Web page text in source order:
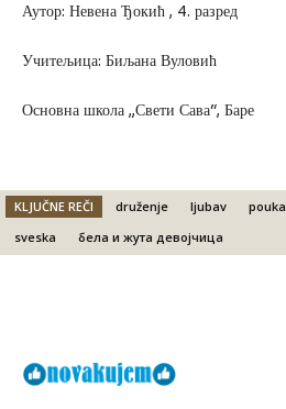
Аутор: Невена Ђокић , 4. разред
Учитељица: Биљана Вуловић
Основна школа „Свети Сава“, Баре
KLJUČNE REČI druženje ljubav pouka
sveska
бела и жута девојчица